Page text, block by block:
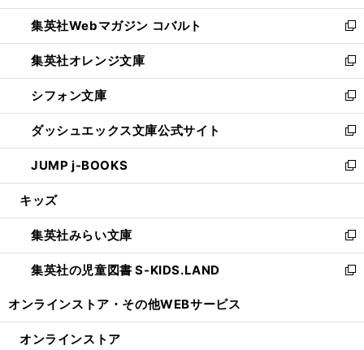
開
く
ウ
で
開
く
ン
ド
ウ
で
開
く
ウ
ィ
ン
ド
ウ
で
開
く
集英社Webマガジン コバルト
新
し
い
ウ
ィ
ン
ド
ウ
で
開
集英社オレンジ文庫
新
し
い
ウ
ィ
ン
ド
ウ
開
く
シフォン文庫
新
し
い
ウ
ィ
ン
ウ
で
開
く
ダッシュエックス文庫公式サイト
新
し
い
ウ
ン
ド
ウ
で
JUMP j-BOOKS
新
し
ウ
ィ
ン
ド
開
キッズ
集英社みらい文庫
新
し
い
ン
集英社の児童図書 S-KIDS.LAND
新
ウ
オンラインストア・ その他WEBサービス
オンラインストア